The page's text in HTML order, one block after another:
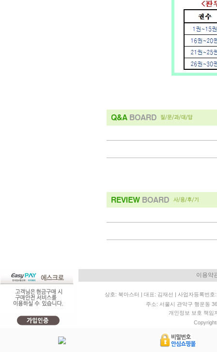
이용약
상호: 북마스터 | 대표: 김재선 | 사업자등록번
주소: 서울시 관악구 행운
개인정보 보호 책임